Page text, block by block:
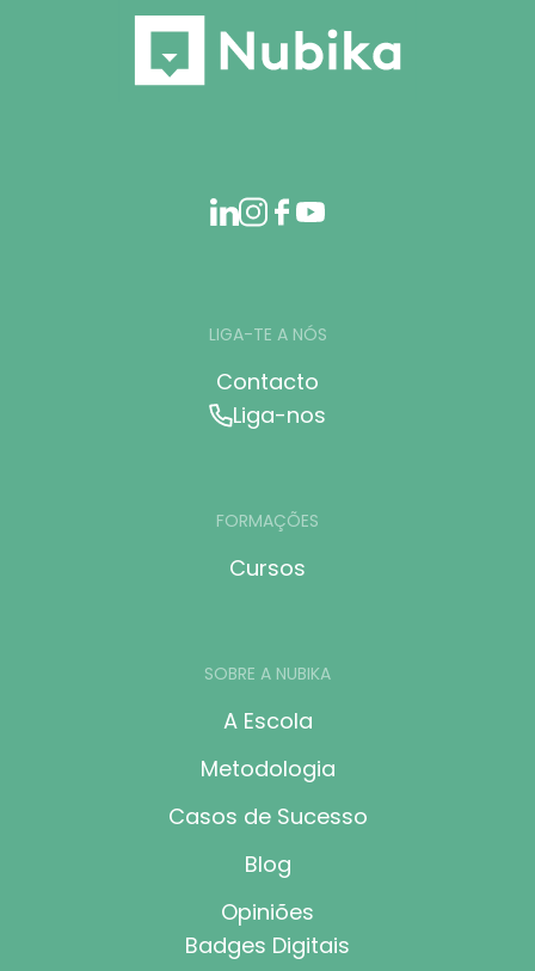
LIGA-TE A NÓS
Contacto
Liga-nos
FORMAÇÕES
Cursos
SOBRE A NUBIKA
A Escola
Metodologia
Casos de Sucesso
Blog
Opiniões
Badges Digitais